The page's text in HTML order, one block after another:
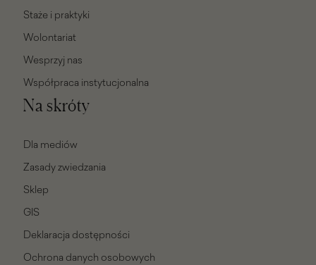
Staże i praktyki
Wolontariat
Wesprzyj nas
Współpraca instytucjonalna
Na skróty
Dla mediów
Zasady zwiedzania
Sklep
GIS
Deklaracja dostępności
Ochrona danych osobowych